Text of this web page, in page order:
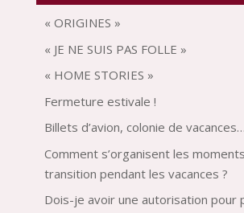
« ORIGINES »
« JE NE SUIS PAS FOLLE »
« HOME STORIES »
Fermeture estivale !
Billets d’avion, colonie de
Comment s’organisent les
transition pendant les vacances ?
Dois-je avoir une autorisation pour